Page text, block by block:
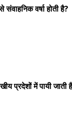
वर्षा होती है?
प्रदेशों में पायी जाती